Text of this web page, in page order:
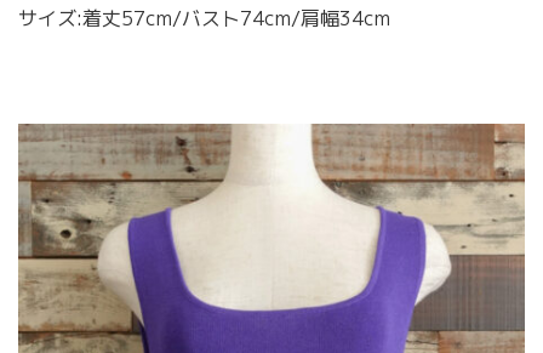
サイズ:着丈57cm/バスト74cm/肩幅34cm